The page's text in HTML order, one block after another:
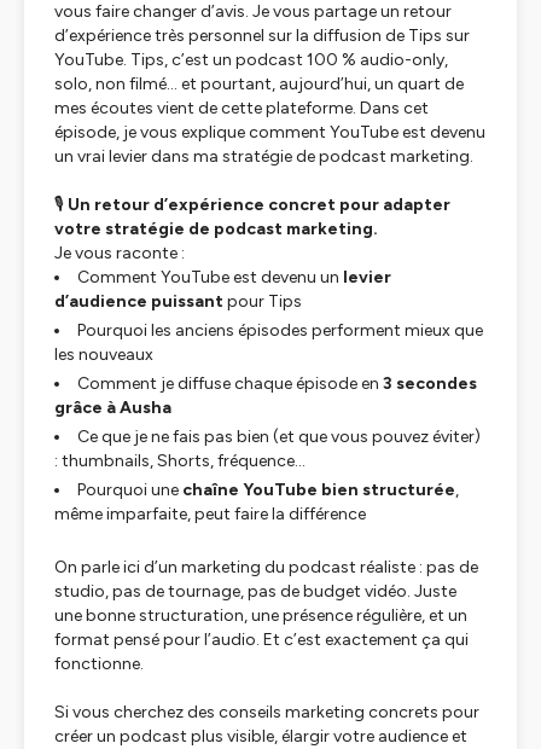
vous faire changer d’avis. Je vous partage un retour
d’expérience très personnel sur la diffusion de Tips sur
YouTube. Tips, c’est un podcast 100 % audio-only,
solo, non filmé… et pourtant, aujourd’hui, un quart de
mes écoutes vient de cette plateforme. Dans cet
épisode, je vous explique comment YouTube est devenu
un vrai levier dans ma stratégie de podcast marketing.
🎙 Un retour d’expérience concret pour adapter
votre stratégie de podcast marketing.
Je vous raconte :
Comment YouTube est devenu un levier
d’audience puissantpour Tips
Pourquoi les anciens épisodes performent mieux que
les nouveaux
Comment je diffuse chaque épisode en 3 secondes
grâce à Ausha
Ce que je ne fais pas bien (et que vous pouvez éviter)
: thumbnails, Shorts, fréquence...
Pourquoi une chaîne YouTube bien structurée,
même imparfaite, peut faire la différence
On parle ici d’un marketing du podcast réaliste : pas de
studio, pas de tournage, pas de budget vidéo. Juste
une bonne structuration, une présence régulière, et un
format pensé pour l’audio. Et c’est exactement ça qui
fonctionne.
Si vous cherchez des conseils marketing concrets pour
créer un podcast plus visible, élargir votre audience et